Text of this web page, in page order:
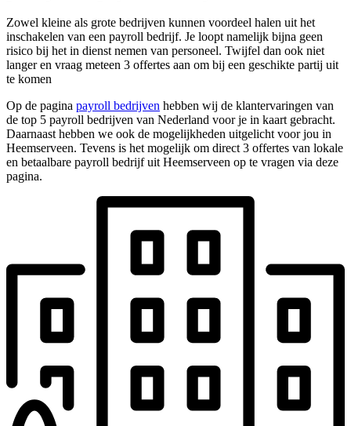
Zowel kleine als grote bedrijven kunnen voordeel halen uit het
inschakelen van een payroll bedrijf. Je loopt namelijk bijna geen
risico bij het in dienst nemen van personeel. Twijfel dan ook niet
langer en vraag meteen 3 offertes aan om bij een geschikte partij uit
te komen
Op de pagina payroll bedrijven hebben wij de klantervaringen van
de top 5 payroll bedrijven van Nederland voor je in kaart gebracht.
Daarnaast hebben we ook de mogelijkheden uitgelicht voor jou in
Heemserveen. Tevens is het mogelijk om direct 3 offertes van lokale
en betaalbare payroll bedrijf uit Heemserveen op te vragen via deze
pagina.